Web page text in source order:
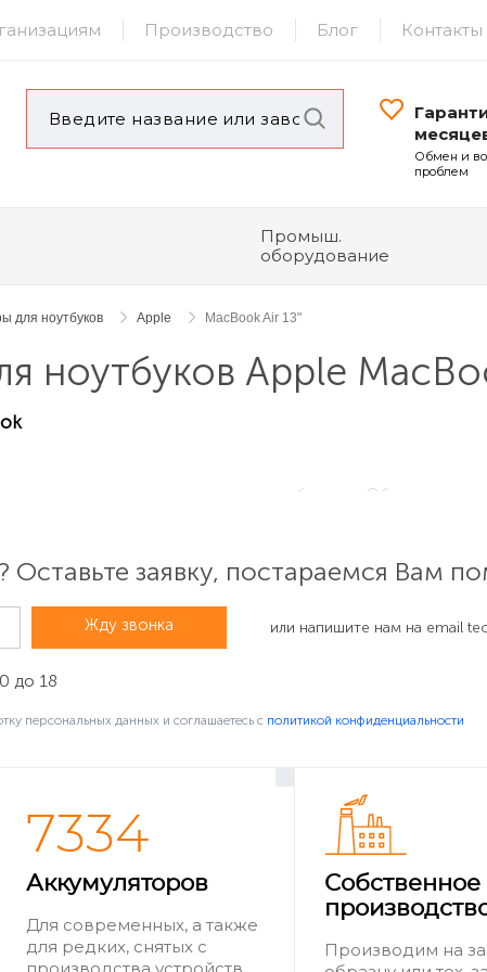
Производство Блог Контакты
Обмен и
проблем
Промыш.
оборудование
для ноутбуков Apple MacBook Air 13"
ноутбуков Apple
углу и в выпадающем меню выберите «Об этом
серийного номера можно узнать точную
нижнюю часть корпуса MacBook. Для считывания
номер модели.
заявку, постараемся Вам
Жду звонка или напишите нам на email
до 18
персональных данных и соглашаетесь c политикой конфиденциальности
7334
Аккумуляторов
Для современных, а также
для редких, снятых с
Собственное
Производим на